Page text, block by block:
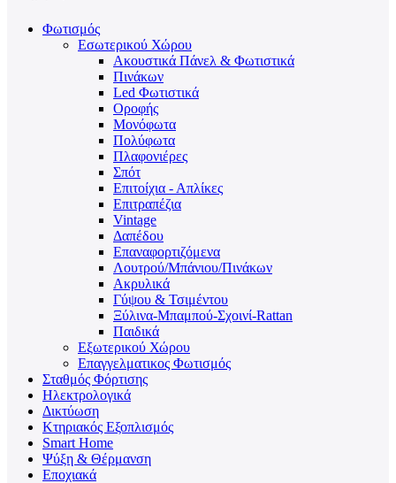
Φωτισμός
Εσωτερικού Χώρου
Ακουστικά Πάνελ & Φωτιστικά
Πινάκων
Led Φωτιστικά
Οροφής
Μονόφωτα
Πολύφωτα
Πλαφονιέρες
Σπότ
Επιτοίχια - Απλίκες
Επιτραπέζια
Vintage
Δαπέδου
Επαναφορτιζόμενα
Λουτρού/Μπάνιου/Πινάκων
Ακρυλικά
Γύψου & Τσιμέντου
Ξύλινα-Μπαμπού-Σχοινί-Rattan
Παιδικά
Εξωτερικού Χώρου
Επαγγελματικος Φωτισμός
Σταθμός Φόρτισης
Ηλεκτρολογικά
Δικτύωση
Κτηριακός Εξοπλισμός
Smart Home
Ψύξη & Θέρμανση
Εποχιακά